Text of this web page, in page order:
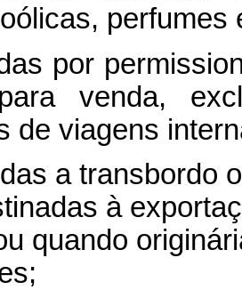
por
venda,
de viagens
a transbordo
à
quando